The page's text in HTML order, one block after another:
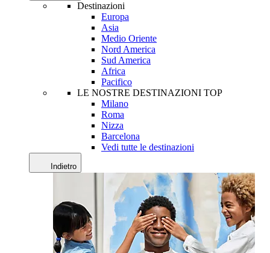
Destinazioni
Europa
Asia
Medio Oriente
Nord America
Sud America
Africa
Pacifico
LE NOSTRE DESTINAZIONI TOP
Milano
Roma
Nizza
Barcelona
Vedi tutte le destinazioni
Indietro